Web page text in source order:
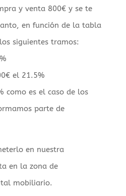
y venta 800€ y se te
en función de la tabla
siguientes tramos:
el 21.5%
como es el caso de los
parte de
en nuestra
en la zona de
mobiliario.